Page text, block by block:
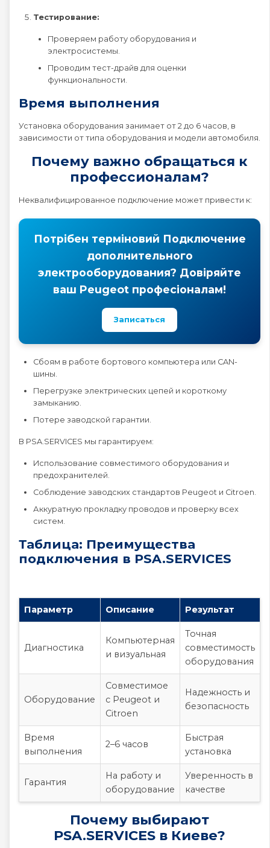
Тестирование:
Проверяем работу оборудования и
электросистемы.
Проводим тест-драйв для оценки
функциональности.
Время выполнения
Установка оборудования занимает от 2 до 6 часов, в
зависимости от типа оборудования и модели автомобиля.
Почему важно обращаться к
профессионалам?
Неквалифицированное подключение может привести к:
Потрібен терміновий Подключение
дополнительного
электрооборудования? Довіряйте
ваш Peugeot професіоналам!
Записаться
Сбоям в работе бортового компьютера или CAN-
шины.
Перегрузке электрических цепей и короткому
замыканию.
Потере заводской гарантии.
В PSA.SERVICES мы гарантируем:
Использование совместимого оборудования и
предохранителей.
Соблюдение заводских стандартов Peugeot и Citroen.
Аккуратную прокладку проводов и проверку всех
систем.
Таблица: Преимущества
подключения в PSA.SERVICES
Параметр Описание Результат
Диагностика
Компьютерная
и визуальная
Точная
совместимость
оборудования
Оборудование
Совместимое
с Peugeot и
Citroen
Надежность и
безопасность
Время
выполнения
2–6 часов
Быстрая
установка
Гарантия
На работу и
оборудование
Уверенность в
качестве
Почему выбирают
PSA.SERVICES в Киеве?